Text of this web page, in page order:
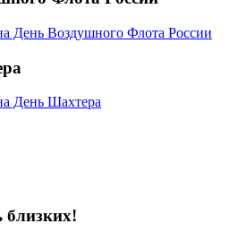
День Воздушного Флота России
День Шахтера
близких!